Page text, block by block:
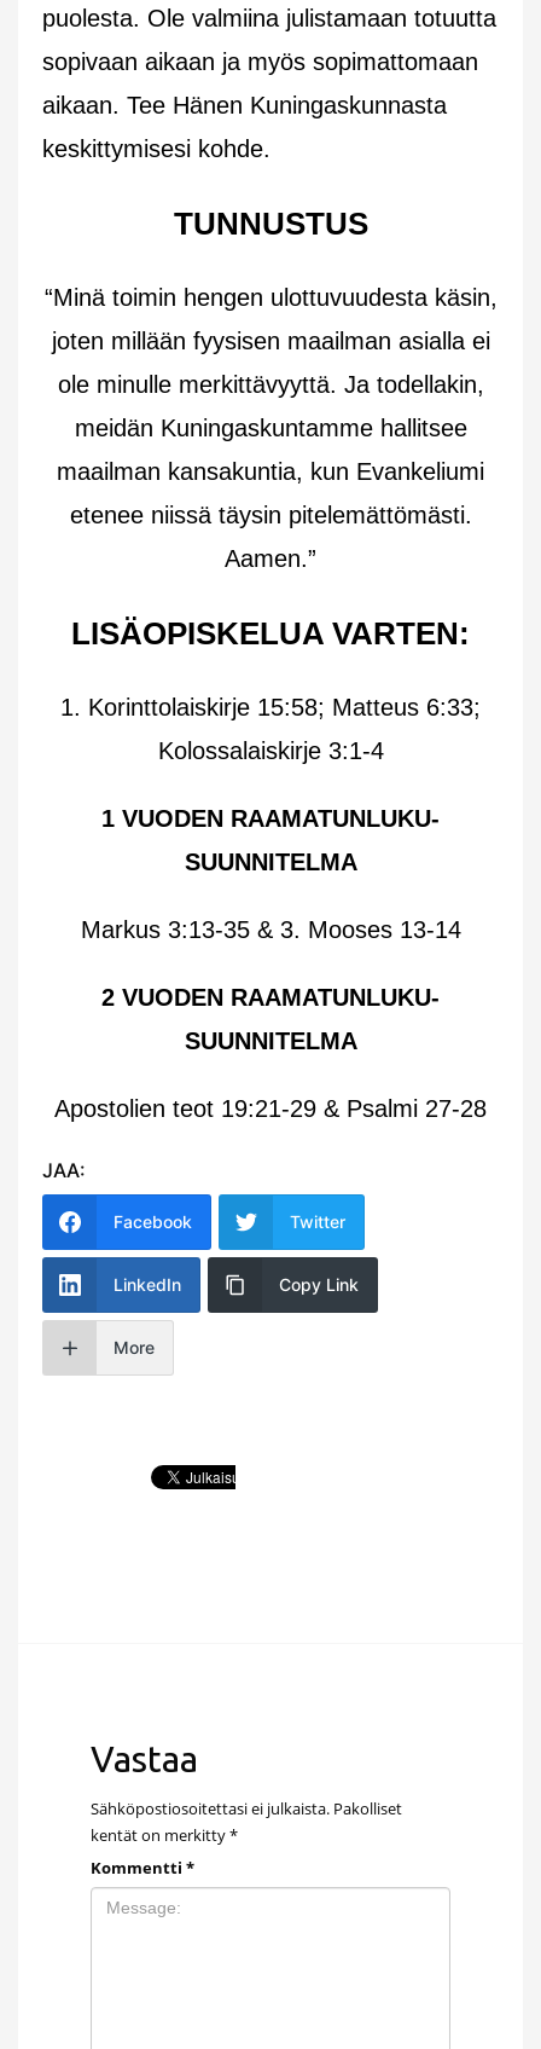
puolesta. Ole valmiina julistamaan totuutta
sopivaan aikaan ja myös sopimattomaan
aikaan. Tee Hänen Kuningaskunnasta
keskittymisesi kohde.
TUNNUSTUS
“Minä toimin hengen ulottuvuudesta käsin,
joten millään fyysisen maailman asialla ei
ole minulle merkittävyyttä. Ja todellakin,
meidän Kuningaskuntamme hallitsee
maailman kansakuntia, kun Evankeliumi
etenee niissä täysin pitelemättömästi.
Aamen.”
LISÄOPISKELUA VARTEN:
1. Korinttolaiskirje 15:58; Matteus 6:33;
Kolossalaiskirje 3:1-4
1 VUODEN RAAMATUNLUKU-
SUUNNITELMA
Markus 3:13-35 & 3. Mooses 13-14
2 VUODEN RAAMATUNLUKU-
SUUNNITELMA
Apostolien teot 19:21-29 & Psalmi 27-28
JAA:
Facebook Twitter
LinkedIn Copy Link
More
Vastaa
Sähköpostiosoitettasi ei julkaista. Pakolliset
kentät on merkitty*
Kommentti *